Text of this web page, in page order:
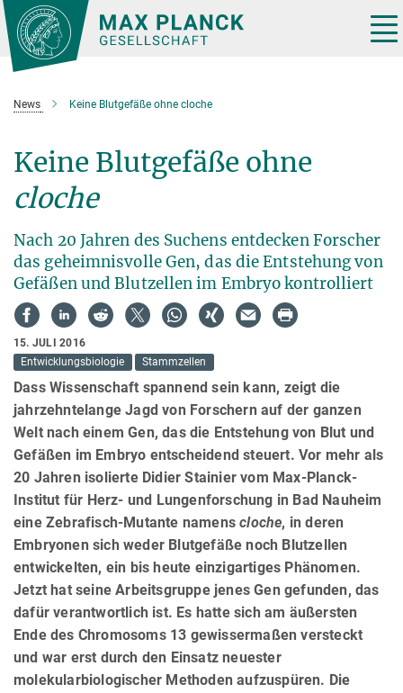
Hauptinhalt
News Keine Blutgefäße ohne cloche
Keine Blutgefäße ohne
cloche
Nach 20 Jahren des Suchens entdecken Forscher
das geheimnisvolle Gen, das die Entstehung von
Gefäßen und Blutzellen im Embryo kontrolliert
15. JULI 2016
Entwicklungsbiologie
Stammzellen
Dass Wissenschaft spannend sein kann, zeigt die
jahrzehntelange Jagd von Forschern auf der ganzen
Welt nach einem Gen, das die Entstehung von Blut und
Gefäßen im Embryo entscheidend steuert. Vor mehr als
20 Jahren isolierte Didier Stainier vom Max-Planck-
Institut für Herz- und Lungenforschung in Bad Nauheim
eine Zebrafisch-Mutante namenscloche, in deren
Embryonen sich weder Blutgefäße noch Blutzellen
entwickelten, ein bis heute einzigartiges Phänomen.
Jetzt hat seine Arbeitsgruppe jenes Gen gefunden, das
dafür verantwortlich ist. Es hatte sich am äußersten
Ende des Chromosoms 13 gewissermaßen versteckt
und war erst durch den Einsatz neuester
molekularbiologischer Methoden aufzuspüren. Die